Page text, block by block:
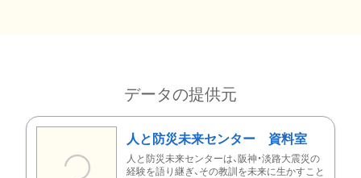
データの提供元
人と防災未来センター 資料室
人と防災未来センターは、阪神・淡路大震災の
経験を語り継ぎ、その教訓を未来に生かすこと